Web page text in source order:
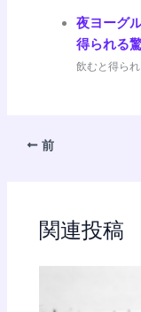
夜ヨーグ
得られる
飲むと得ら
前
関連投稿